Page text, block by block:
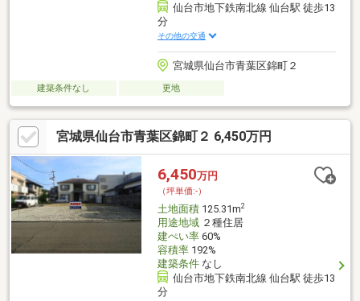
仙台市地下鉄南北線 仙台駅 徒歩13
分
その他の交通
宮城県仙台市青葉区錦町２
建築条件なし 更地
宮城県仙台市青葉区錦町２ 6,450万円
6,450万円
（坪単価:-）
土地面積125.31m2
用途地域２種住居
建ぺい率60%
容積率192%
建築条件なし
仙台市地下鉄南北線 仙台駅 徒歩13
分